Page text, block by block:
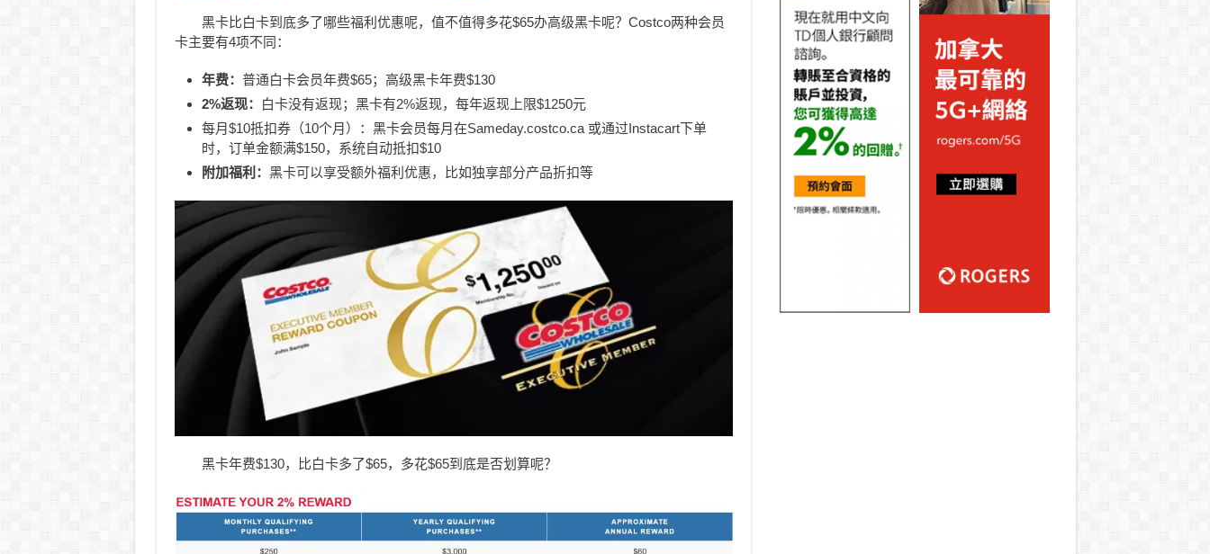
黑卡比白卡到底多了哪些福利优惠呢，值不值得多花$65办高级黑卡呢？Costco两种会员
卡主要有4项不同：
年费： 普通白卡会员年费$65；高级黑卡年费$130
2%返现：
白卡没有返现；黑卡有2%返现，每年返现上限$1250元
每月$10抵扣券（10个月）：黑卡会员每月在Sameday.costco.ca 或通过Instacart下单
时，订单金额满$150，系统自动抵扣$10
附加福利： 黑卡可以享受额外福利优惠，比如独享部分产品折扣等
黑卡年费$130，比白卡多了$65，多花$65到底是否划算呢？